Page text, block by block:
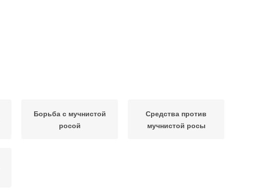
Борьба с мучнистой
росой
Средства против
мучнистой росы